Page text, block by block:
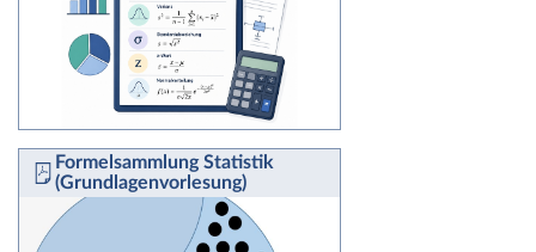
Formelsammlung Statistik
(Grundlagenvorlesung)